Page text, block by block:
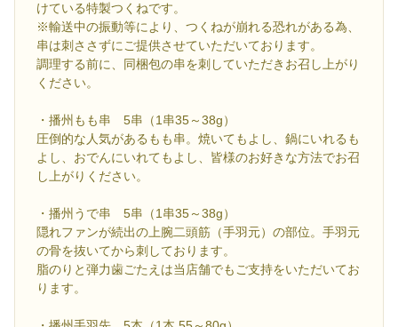
けている特製つくねです。
※輸送中の振動等により、つくねが崩れる恐れがある為、
串は刺ささずにご提供させていただいております。
調理する前に、同梱包の串を刺していただきお召し上がり
ください。
・播州もも串 5串（1串35～38g）
圧倒的な人気があるもも串。焼いてもよし、鍋にいれるも
よし、おでんにいれてもよし、皆様のお好きな方法でお召
し上がりください。
・播州うで串 5串（1串35～38g）
隠れファンが続出の上腕二頭筋（手羽元）の部位。手羽元
の骨を抜いてから刺しております。
脂のりと弾力歯ごたえは当店舗でもご支持をいただいてお
ります。